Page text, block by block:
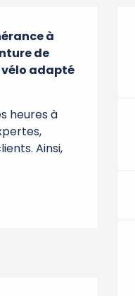
à
de
vélo adapté
heures à
Ainsi,